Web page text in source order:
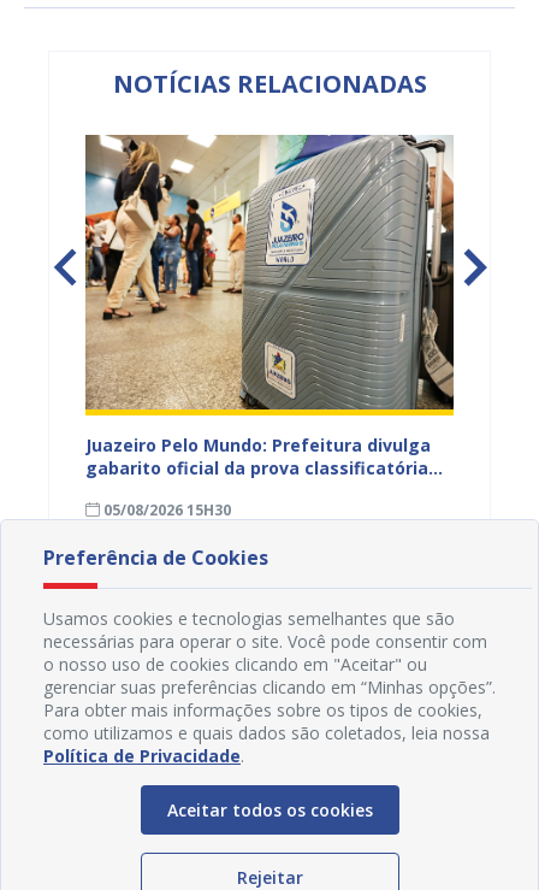
NOTÍCIAS RELACIONADAS
Juazeiro Pelo Mundo: Prefeitura divulga
gabarito oficial da prova classificatória
05/08/2026 15H30
Preferência de Cookies
Usamos cookies e tecnologias semelhantes que são
necessárias para operar o site. Você pode consentir com
o nosso uso de cookies clicando em "Aceitar" ou
gerenciar suas preferências clicando em “Minhas opções”.
Para obter mais informações sobre os tipos de cookies,
como utilizamos e quais dados são coletados, leia nossa
Política de Privacidade.
Aceitar todos os cookies
Rejeitar